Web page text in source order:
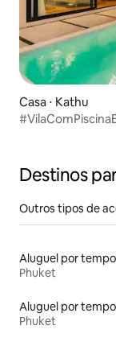
Casa ⋅ Kathu
Destinos
Outros tipos de
Phuket
Phuket